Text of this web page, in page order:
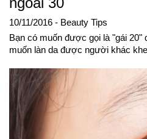
10/11/2016 - Beauty Tips
Bạn có muốn được gọi là "gái 20"
muốn làn da được người khác